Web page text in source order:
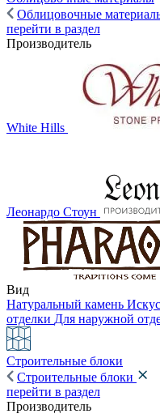
Облицовочные
перейти в раздел
Производитель
White Hills
Леонардо Стоун
Вид
Натуральный камень
отделки Для наружной
Строительные блоки
Строительные блоки
перейти в раздел
Производитель